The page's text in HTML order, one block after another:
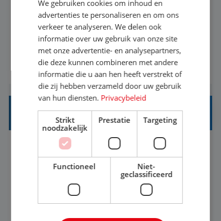
Met jouw ervaring in de reisbranche of
achtergrond in toerisme ben je klaar voor de
volgende stap. Vanaf je stoel reis je de hele
wereld over en speel je moeiteloos in op de
wensen van je team, je klant en wat er in de
reiswereld gebeurt. Met je enthousiasme weet je
klanten te overtuigen om die droomreis te
boeken! ...
BEKIJK VACATURE
REISADVISEUR ALLROUND
Aalsmeer, Noord-Holland, Nederland
33-36 uur
MBO
Een vakantie plannen is het leukste dat er is. Of
het nu voor jezelf is, of voor een ander: jij vindt
We gebruiken cookies om inhoud en
advertenties te personaliseren en om ons
verkeer te analyseren. We delen ook
informatie over uw gebruik van onze site
met onze advertentie- en analysepartners,
die deze kunnen combineren met andere
informatie die u aan hen heeft verstrekt of
die zij hebben verzameld door uw gebruik
van hun diensten. Privacybeleid
Strikt
noodzakelijk
Prestatie Targeting
Functioneel
Niet-
geclassificeerd